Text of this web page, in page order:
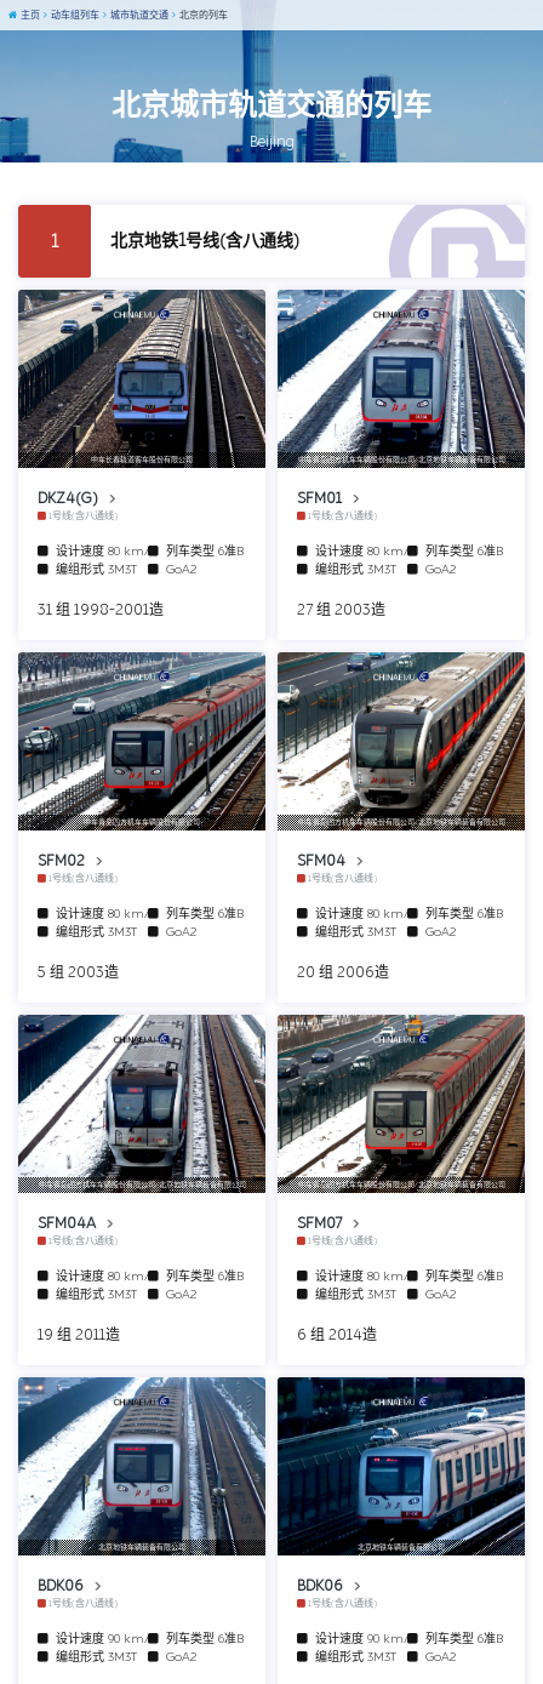
北京城市轨道交通的列车
Beijing
主页 动车组列车 城市轨道交通 北京的列车
1 北京地铁1号线(含八通线)
中车长春轨道客车股份有限公司
DKZ4(G)
1号线(含八通线)
设计速度 80 km/h 列车类型 6准B
编组形式 3M3T GoA2
31 组 1998-2001造
中车青岛四方机车车辆股份有限公司/北京地铁车辆装备有限公司
SFM01
1号线(含八通线)
设计速度 80 km/h 列车类型 6准B
编组形式 3M3T GoA2
27 组 2003造
中车青岛四方机车车辆股份有限公司
SFM02
1号线(含八通线)
设计速度 80 km/h 列车类型 6准B
编组形式 3M3T GoA2
5 组 2003造
中车青岛四方机车车辆股份有限公司/北京地铁车辆装备有限公司
SFM04
1号线(含八通线)
设计速度 80 km/h 列车类型 6准B
编组形式 3M3T GoA2
20 组 2006造
中车青岛四方机车车辆股份有限公司/北京地铁车辆装备有限公司
SFM04A
1号线(含八通线)
设计速度 80 km/h 列车类型 6准B
编组形式 3M3T GoA2
19 组 2011造
中车青岛四方机车车辆股份有限公司/北京地铁车辆装备有限公司
SFM07
1号线(含八通线)
设计速度 80 km/h 列车类型 6准B
编组形式 3M3T GoA2
6 组 2014造
北京地铁车辆装备有限公司
BDK06
1号线(含八通线)
设计速度 90 km/h 列车类型 6准B
编组形式 3M3T GoA2
北京地铁车辆装备有限公司
BDK06
1号线(含八通线)
设计速度 90 km/h 列车类型 6准B
编组形式 3M3T GoA2